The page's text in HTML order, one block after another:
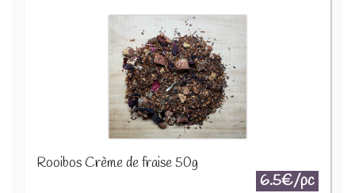
Rooibos Crème de fraise 50g
6.5€/pc